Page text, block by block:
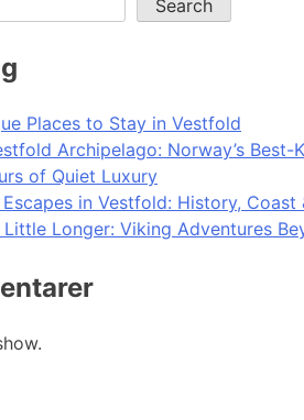
Search
Places to Stay in Vestfold
Archipelago: Norway’s Best-
of Quiet Luxury
in Vestfold: History, Coast
Little Longer: Viking Adventures